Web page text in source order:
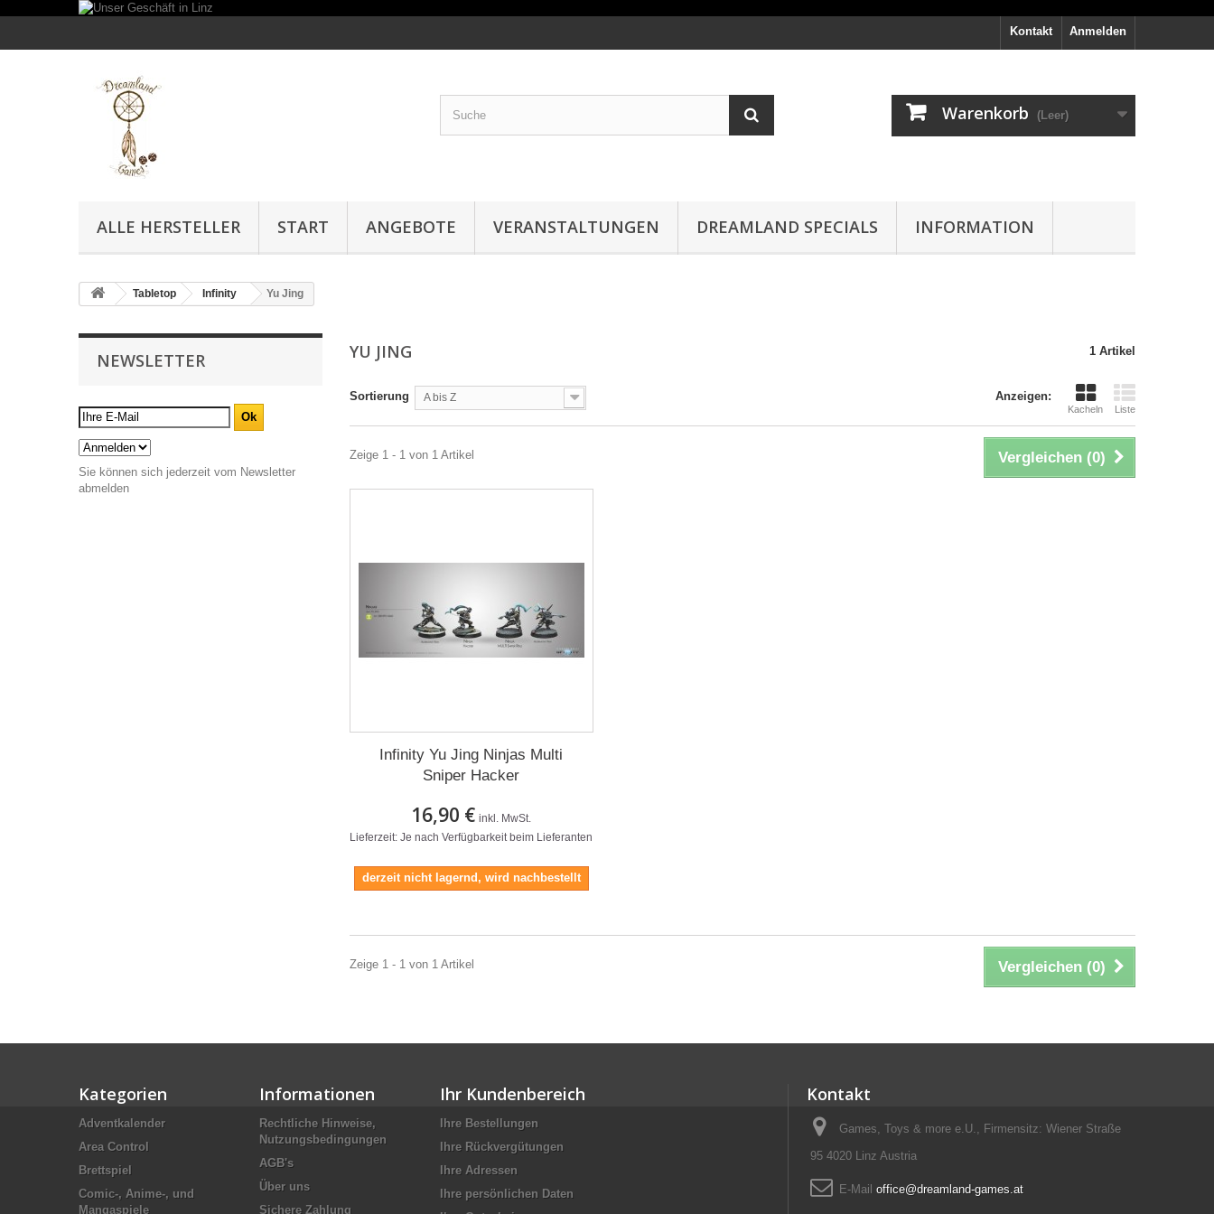
Anmelden
Kontakt
Warenkorb (Leer)
ALLE HERSTELLER START ANGEBOTE VERANSTALTUNGEN DREAMLAND SPECIALS INFORMATION
Tabletop Infinity Yu Jing
NEWSLETTER
Sie können sich jederzeit vom Newsletter
abmelden
YU JING 1 Artikel
Anzeigen:
Kacheln Liste
Sortierung A bis Z
Vergleichen (0)
Zeige 1 - 1 von 1 Artikel
Infinity Yu Jing Ninjas Multi
Sniper Hacker
16,90 € inkl. MwSt.
Lieferzeit: Je nach Verfügbarkeit beim Lieferanten
derzeit nicht lagernd, wird nachbestellt
Vergleichen (0)
Zeige 1 - 1 von 1 Artikel
Kategorien
Adventkalender
Area Control
Brettspiel
Comic-, Anime-, und
Mangaspiele
Informationen
Rechtliche Hinweise,
Nutzungsbedingungen
AGB's
Über uns
Sichere Zahlung
Ihr Kundenbereich
Ihre Bestellungen
Ihre Rückvergütungen
Ihre Adressen
Ihre persönlichen Daten
Kontakt
Games, Toys & more e.U., Firmensitz: Wiener Straße
95 4020 Linz Austria
E-Mail office@dreamland-games.at